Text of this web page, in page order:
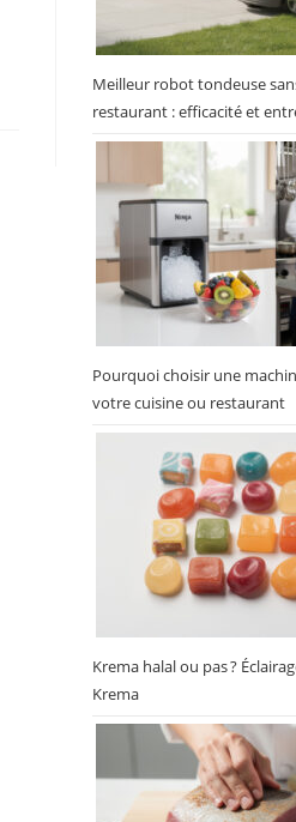
Meilleur robot tondeuse
restaurant : efficacité et
Pourquoi choisir une
votre cuisine ou restaurant
Krema halal ou pas ?
Krema